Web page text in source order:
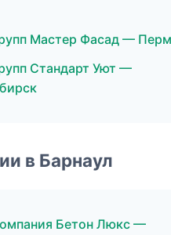
Мастер Фасад —
Стандарт Уют —
в Барнаул
Бетон Люкс —